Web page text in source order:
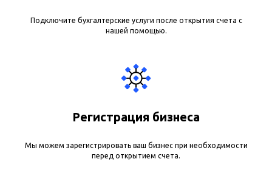
Подключите бухгалтерские услуги после открытия счета с
нашей помощью.
Регистрация бизнеса
Мы можем зарегистрировать ваш бизнес при необходимости
перед открытием счета.